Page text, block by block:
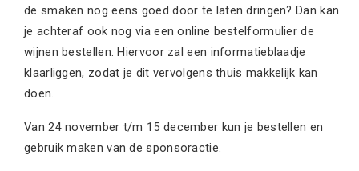
de smaken nog eens goed door te laten dringen? Dan kan
je achteraf ook nog via een online bestelformulier de
wijnen bestellen. Hiervoor zal een informatieblaadje
klaarliggen, zodat je dit vervolgens thuis makkelijk kan
doen.
Van 24 november t/m 15 december kun je bestellen en
gebruik maken van de sponsoractie.